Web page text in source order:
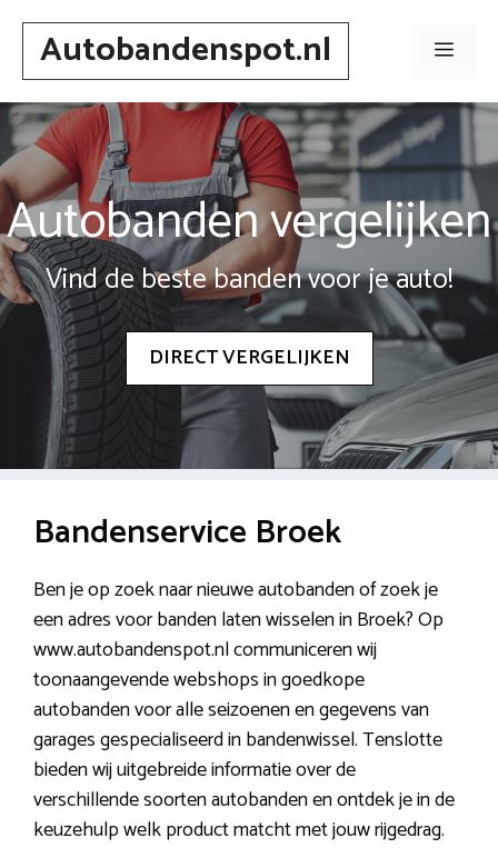
Spring
inhoudAutobandenspot.nl Menu
Autobanden vergelijken
Vind de beste banden voor je auto!
DIRECT VERGELIJKEN
Bandenservice Broek
Ben je op zoek naar nieuwe autobanden of zoek je
een adres voor banden laten wisselen in Broek? Op
www.autobandenspot.nl communiceren wij
toonaangevende webshops in goedkope
autobanden voor alle seizoenen en gegevens van
garages gespecialiseerd in bandenwissel. Tenslotte
bieden wij uitgebreide informatie over de
verschillende soorten autobanden en ontdek je in de
keuzehulp welk product matcht met jouw rijgedrag.